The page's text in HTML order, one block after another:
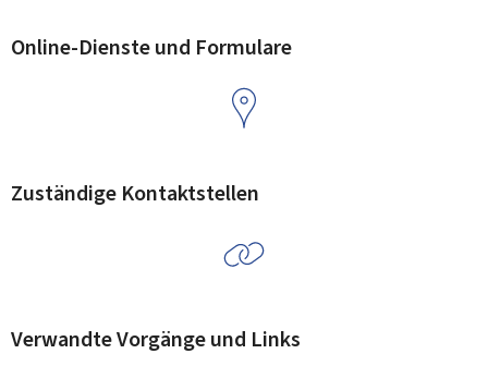
Online-Dienste und Formulare
Zuständige Kontaktstellen
Verwandte Vorgänge und Links